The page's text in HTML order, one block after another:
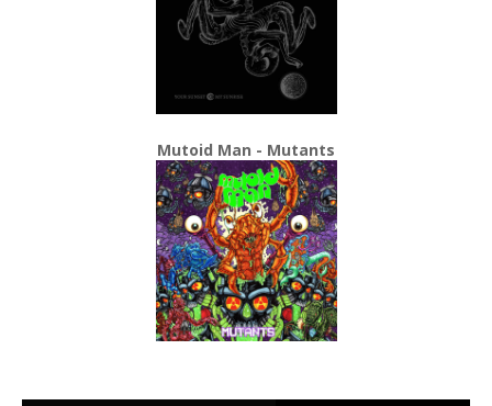
Mutoid Man - Mutants